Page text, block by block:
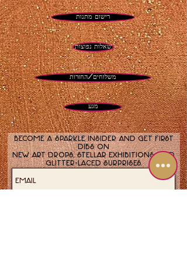
רישום מתנות
שאלות נפוצות
משלוחים/החזרות
מגע
Become a sparkle insider and get first
dibs on
new art drops, stellar exhibitions, and
glitter-laced surprises.